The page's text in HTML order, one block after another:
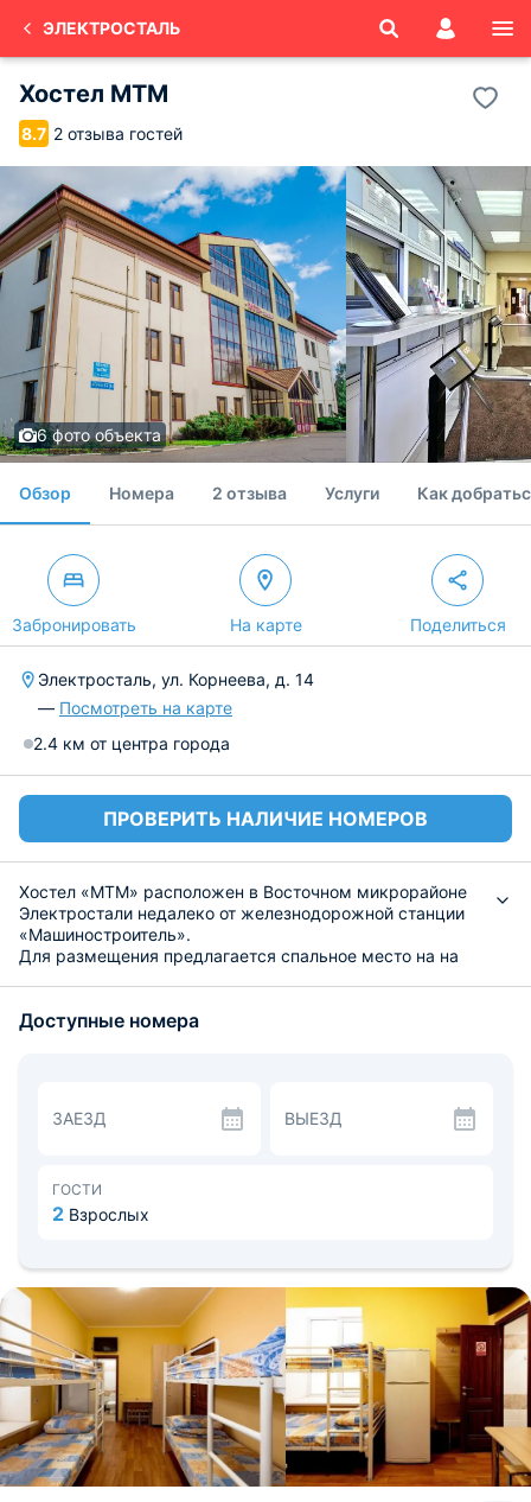
ЭЛЕКТРОСТАЛЬ
Хостел MTM
8.7 2 отзыва гостей
6 фото объекта
Обзор Номера 2 отзыва Услуги Как
Забронировать На карте Поделиться
Электросталь, ул. Корнеева, д. 14
— Посмотреть на карте
2.4 км от центра города
ПРОВЕРИТЬ НАЛИЧИЕ НОМЕРОВ
Хостел «MTM» расположен в Восточном микрорайоне
Электростали недалеко от железнодорожной станции
«Машиностроитель».
Для размещения предлагается спальное место на на
расположена розетка для зарядки гаджетов. Для
холодильником для хранения продуктов. Ванная
комната со всеми удобствами расположена на этаже,
панель, микроволновая печь и два электрических
чайника. Рядом с хостелом работают продуктовые
Юбилейного пруда. В пешей доступности также
находятся сквер «Затишье» и Восточный парк.
Расстояние до железнодорожного вокзала — 1,8 км, до
международного аэропорта Жуковский — 34,7 км.
Доступные номера
ЗАЕЗД ВЫЕЗД
ГОСТИ
2 Взрослых